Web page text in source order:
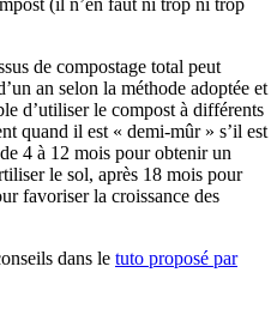
(il n’en faut ni trop ni trop
de compostage total peut
an selon la méthode adoptée et
d’utiliser le compost à différents
quand il est « demi-mûr » s’il est
4 à 12 mois pour obtenir un
le sol, après 18 mois pour
favoriser la croissance des
dans le tuto proposé par